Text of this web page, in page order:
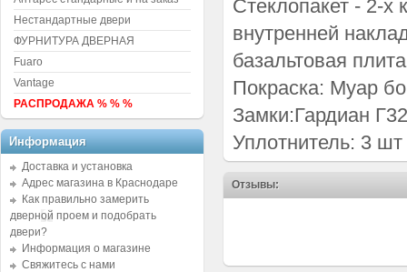
Стеклопакет - 2-
внутренней
базальтовая
Покраска: Муар
Замки:Гардиан
Уплотнитель: 3
Отзывы:
Нестандартные двери
ФУРНИТУРА ДВЕРНАЯ
Fuaro
Vantage
РАСПРОДАЖА % % %
Информация
Доставка и установка
Адрес магазина в Краснодаре
Как правильно замерить
дверной проем и подобрать
двери?
Информация о магазине
Свяжитесь с нами